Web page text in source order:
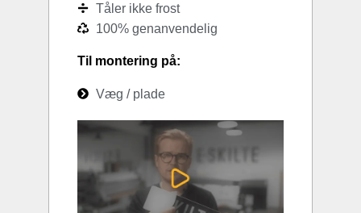
Tåler ikke frost
100% genanvendelig
Til montering på:
Væg / plade